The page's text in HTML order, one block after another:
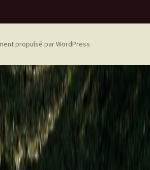
propulsé par WordPress